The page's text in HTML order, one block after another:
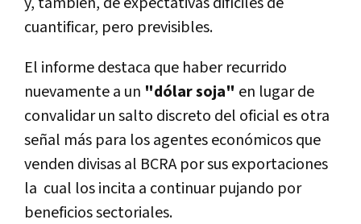
cuantificar, pero previsibles.
El informe destaca que haber recurrido
nuevamente a un "dólar soja" en lugar de
convalidar un salto discreto del oficial es otra
señal más para los agentes económicos que
venden divisas al BCRA por sus exportaciones
la cual los incita a continuar pujando por
beneficios sectoriales.